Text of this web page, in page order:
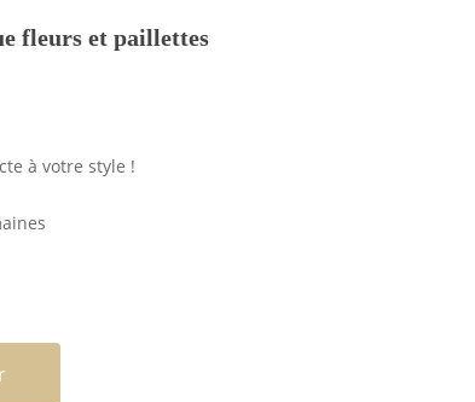
fleurs et paillettes
à votre style !